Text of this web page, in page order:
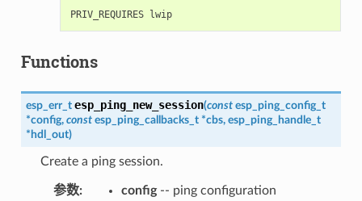
PRIV_REQUIRES lwip
Functions
esp_err_t esp_ping_new_session(const esp_ping_config_t
*config, const esp_ping_callbacks_t *cbs, esp_ping_handle_t
* hdl_out)
Create a ping session.
参数: config-- ping configuration